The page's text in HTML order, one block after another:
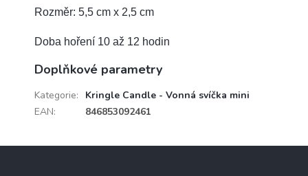
Rozměr: 5,5 cm x 2,5 cm
Doba hoření 10 až 12 hodin
Doplňkové parametry
Kategorie:
Kringle Candle - Vonná svíčka mini
EAN: 846853092461